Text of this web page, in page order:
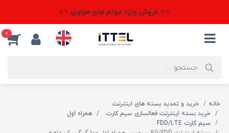
⭐⭐ فروش ویژه مودم های هواوی ⭐⭐
0
خانه
خرید و تمدید بسته های اینترنت
خرید بسته اینترنت فعالسازی سیم کارت
همراه اول
سیم کارت FDD/LTE